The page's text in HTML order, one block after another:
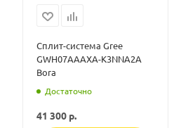
Сплит-система Gree
GWH07AAAXA-K3NNA2A
Bora
Достаточно
41 300 р.